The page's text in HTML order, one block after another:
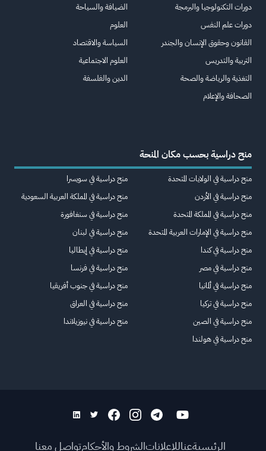
دورات التكنولوجيا والبرمجة
دورات علم النفس
القانون وحقوق الإنسان والجندر
التربية والتدريس
التغذية والرياضة والصحة
الصحافة والإعلام
الضيافة والسياحة
العلوم
السياسة والاقتصاد
العلوم الاجتماعية
الدين والفلسفة
منح دراسية بحسب مكان المنحة
منح دراسية في الولايات المتحدة
منح دراسية في الأردن
منح دراسية في المملكة المتحدة
منح دراسية في الإمارات العربية المتحدة
منح دراسية في كندا
منح دراسية في مصر
منح دراسية في ألمانيا
منح دراسية في تركيا
منح دراسية في الصين
منح دراسية في هولندا
منح دراسية في سويسرا
منح دراسية في المملكة العربية السعودية
منح دراسية في سنغافورة
منح دراسية في لبنان
منح دراسية في إيطاليا
منح دراسية في فرنسا
منح دراسية في جنوب أفريقيا
منح دراسية في العراق
منح دراسية في نيوزيلاندا
الرئيسيةعناللاعلاناتالشروط والأحكامتواصل معنا